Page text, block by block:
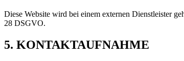
Diese Website wird bei einem externen Dienstleister
28 DSGVO.
5. KONTAKTAUFNAHME